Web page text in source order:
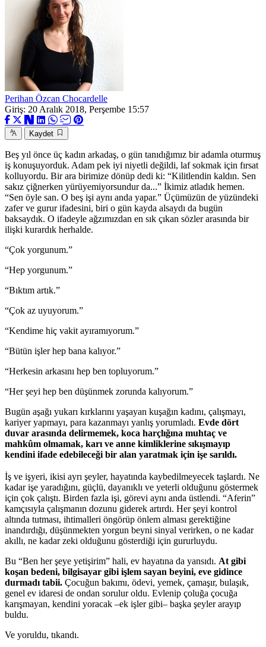
Perihan Özcan Chocardelle
Giriş: 20 Aralık 2018, Perşembe 15:57
Kaydet
Beş yıl önce üç kadın arkadaş, o gün tanıdığımız bir adamla oturmuş
iş konuşuyorduk. Adam pek iyi niyetli değildi, laf sokmak için fırsat
kolluyordu. Bir ara birimize dönüp dedi ki: “Kilitlendin kaldın. Sen
sakız çiğnerken yürüyemiyorsundur da...” İkimiz atladık hemen.
“Sen öyle san. O beş işi aynı anda yapar.” Üçümüzün de yüzündeki
zafer ve gurur ifadesini, biri o gün kayda alsaydı da bugün
baksaydık. O ifadeyle ağzımızdan en sık çıkan sözler arasında bir
ilişki kurardık herhalde.
“Çok yorgunum.”
“Hep yorgunum.”
“Bıktım artık.”
“Çok az uyuyorum.”
“Kendime hiç vakit ayıramıyorum.”
“Bütün işler hep bana kalıyor.”
“Herkesin arkasını hep ben topluyorum.”
“Her şeyi hep ben düşünmek zorunda kalıyorum.”
Bugün aşağı yukarı kırklarını yaşayan kuşağın kadını, çalışmayı,
kariyer yapmayı, para kazanmayı yanlış yorumladı. Evde dört
duvar arasında delirmemek, koca harçlığına muhtaç ve
mahkûm olmamak, karı ve anne kimliklerine sıkışmayıp
kendini ifade edebileceği bir alan yaratmak için işe sarıldı.
İş ve işyeri, ikisi ayrı şeyler, hayatında kaybedilmeyecek taşlardı. Ne
kadar işe yaradığını, güçlü, dayanıklı ve yeterli olduğunu göstermek
için çok çalıştı. Birden fazla işi, görevi aynı anda üstlendi. “Aferin”
kamçısıyla çalışmanın dozunu giderek artırdı. Her şeyi kontrol
altında tutması, ihtimalleri öngörüp önlem alması gerektiğine
inandırdığı, düşünmekten yorgun beyni sinyal verirken, o ne kadar
akıllı, ne kadar zeki olduğunu gösterdiği için gururluydu.
Bu “Ben her şeye yetişirim” hali, ev hayatına da yansıdı. At gibi
koşan bedeni, bilgisayar gibi işlem sayan beyini, eve gidince
durmadı tabii. Çocuğun bakımı, ödevi, yemek, çamaşır, bulaşık,
genel ev idaresi de ondan sorulur oldu. Evlenip çoluğa çocuğa
karışmayan, kendini yoracak –ek işler gibi– başka şeyler arayıp
buldu.
Ve yoruldu, tıkandı.